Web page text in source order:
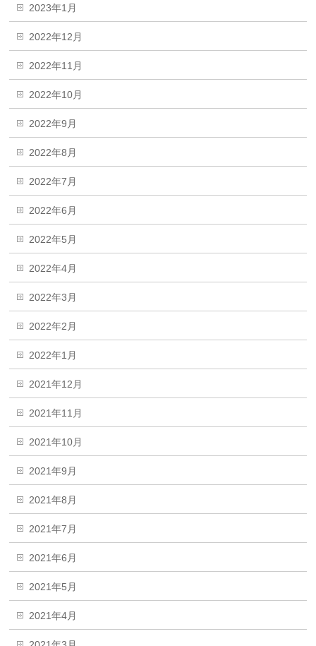
2023年1月
2022年12月
2022年11月
2022年10月
2022年9月
2022年8月
2022年7月
2022年6月
2022年5月
2022年4月
2022年3月
2022年2月
2022年1月
2021年12月
2021年11月
2021年10月
2021年9月
2021年8月
2021年7月
2021年6月
2021年5月
2021年4月